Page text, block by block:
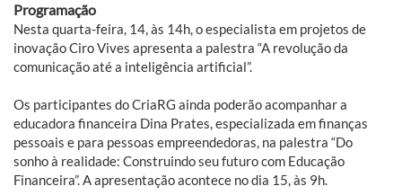
Programação
Nesta quarta-feira, 14, às 14h, o especialista em projetos de
inovação Ciro Vives apresenta a palestra “A revolução da
comunicação até a inteligência artificial”.
Os participantes do CriaRG ainda poderão acompanhar a
educadora financeira Dina Prates, especializada em finanças
pessoais e para pessoas empreendedoras, na palestra “Do
sonho à realidade: Construindo seu futuro com Educação
Financeira”. A apresentação acontece no dia 15, às 9h.